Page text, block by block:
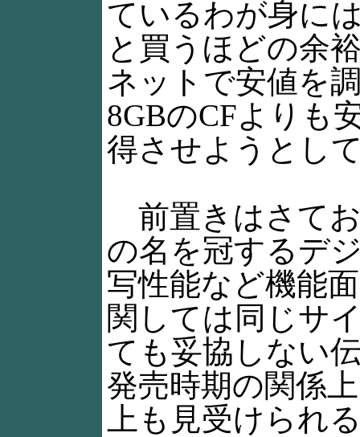
ているわが身に
と買うほどの余
ネットで安値を
8GBのCFよりも
得させようとし
前置きはさて
の名を冠するデ
写性能など機能
関しては同じサ
ても妥協しない
発売時期の関係
上も見受けられ